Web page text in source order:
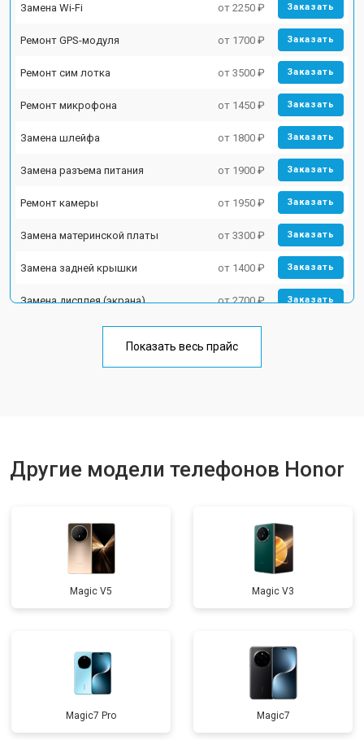
Замена Wi-Fi от 2250 ₽ Заказать
Ремонт GPS-модуля от 1700 ₽ Заказать
Ремонт сим лотка от 3500 ₽ Заказать
Ремонт микрофона от 1450 ₽ Заказать
Замена шлейфа от 1800 ₽ Заказать
Замена разъема питания от 1900 ₽ Заказать
Ремонт камеры от 1950 ₽ Заказать
Замена материнской платы от 3300 ₽ Заказать
Замена задней крышки от 1400 ₽ Заказать
Замена дисплея (экрана) от 2700 ₽ Заказать
Замена кнопки включения от 1750 ₽
Показать весь прайс
Другие модели телефонов Honor
Magic V5 Magic V3
Magic7 Pro Magic7